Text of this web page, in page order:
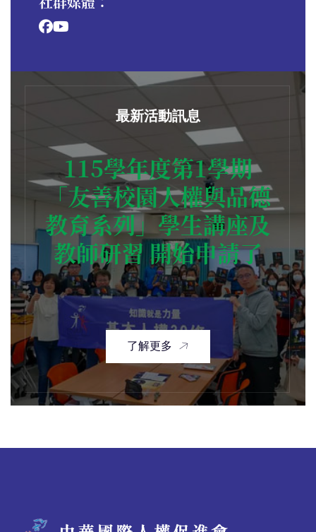
最新活動訊息
115學年度第1學期
「友善校園人權與品德
教育系列」學生講座及
教師研習 開始申請了
了解更多